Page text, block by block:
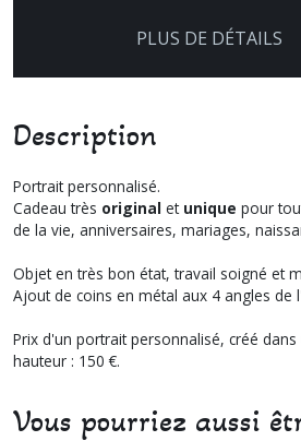
PLUS DE DÉTAILS
Description
Portrait personnalisé.
Cadeau très original et unique pour
de la vie, anniversaires, mariages,
Objet en très bon état, travail soigné et
Ajout de coins en métal aux 4 angles de
Prix d'un portrait personnalisé, créé
hauteur : 150 €.
Vous pourriez aussi